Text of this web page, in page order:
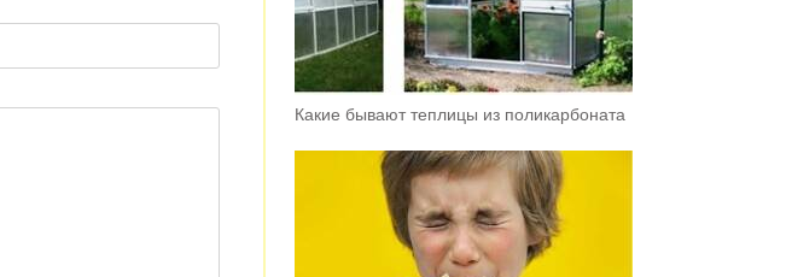
Какие бывают теплицы из поликарбоната